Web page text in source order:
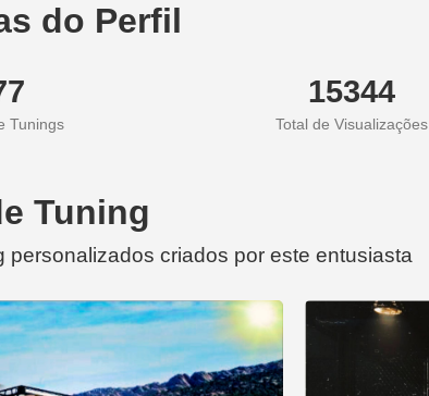
do Perfil
Tunings
15344
Total de Visualizações
Tuning
personalizados criados por este entusiasta